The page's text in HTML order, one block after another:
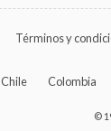
Términos y
Chile Colombia
©